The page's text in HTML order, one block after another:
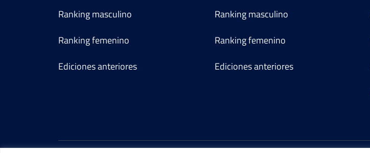
Ranking masculino
Ranking femenino
Ediciones anteriores
Ranking masculino
Ranking femenino
Ediciones anteriores